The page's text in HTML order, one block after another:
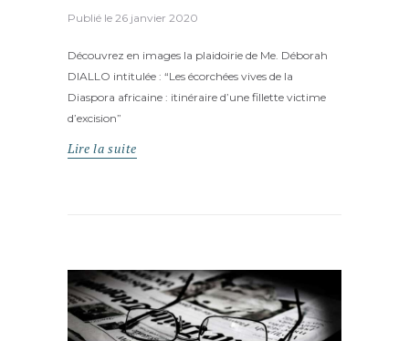
Publié le 26 janvier 2020
Découvrez en images la plaidoirie de Me. Déborah
DIALLO intitulée : “Les écorchées vives de la
Diaspora africaine : itinéraire d’une fillette victime
d’excision”
Lire la suite